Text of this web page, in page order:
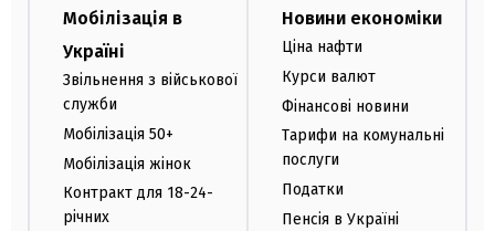
Мобілізація в
Україні
Звільнення з військової
служби
Мобілізація 50+
Мобілізація жінок
Контракт для 18-24-
річних
Новини економіки
Ціна нафти
Курси валют
Фінансові новини
Тарифи на комунальні
послуги
Податки
Пенсія в Україні